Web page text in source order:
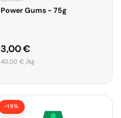
Power Gums - 75g
Preço normal
3,00 €
Preço unitário
40,00 € /kg
-15%